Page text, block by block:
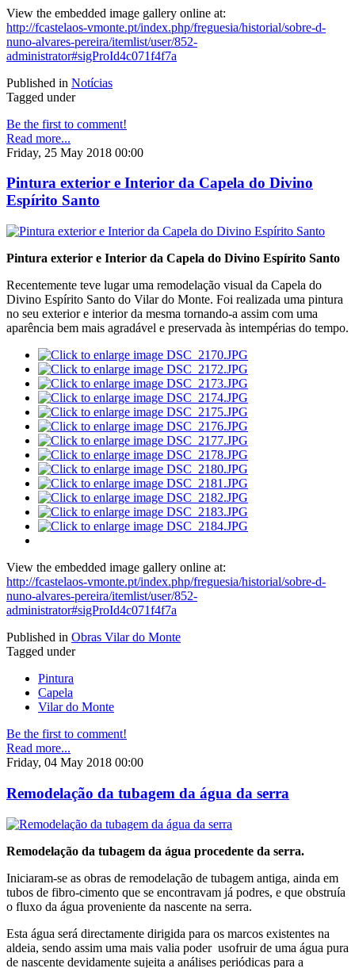
View the embedded image gallery online at:
http://fcastelaos-vmonte.pt/index.php/freguesia/historial/sobre-d-
nuno-alvares-pereira/itemlist/user/852-
administrator#sigProId4c071f4f7a
Published in Notícias
Tagged under
Be the first to comment!
Read more...
Friday, 25 May 2018 00:00
Pintura exterior e Interior da Capela do Divino
Espírito Santo
Pintura exterior e Interior da Capela do Divino Espírito Santo
Recentemente teve lugar uma remodelação visual da Capela do
Divino Espírito Santo do Vilar do Monte. Foi realizada uma pintura
no seu exterior e interior da mesma tornando-a assim com uma
aparência bem mais agradável e preservada às intempérias do tempo.
View the embedded image gallery online at:
http://fcastelaos-vmonte.pt/index.php/freguesia/historial/sobre-d-
nuno-alvares-pereira/itemlist/user/852-
administrator#sigProId4c071f4f7a
Published in Obras Vilar do Monte
Tagged under
Pintura
Capela
Vilar do Monte
Be the first to comment!
Read more...
Friday, 04 May 2018 00:00
Remodelação da tubagem da água da serra
Remodelação da tubagem da água procedente da serra.
Iniciaram-se as obras de remodelação de tubagem antiga, ainda em
tubos de fibro-cimento que se encontravam já podres, e que obstruía
o fluxo da água proveniente da nascente na serra.
Esta água será directamente dirigida para os marcos existentes na
aldeia, sendo assim uma mais valia poder usofruir de uma água pura
de nascente devidamente sujeita a análises periódicas para a